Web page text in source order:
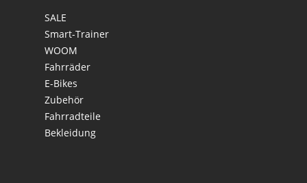
SALE
Smart-Trainer
WOOM
Fahrräder
E-Bikes
Zubehör
Fahrradteile
Bekleidung